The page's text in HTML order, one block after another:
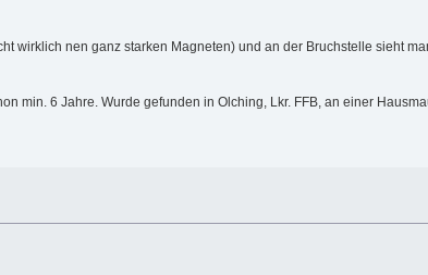
wirklich nen ganz starken Magneten) und an der Bruchstelle sieht
min. 6 Jahre. Wurde gefunden in Olching, Lkr. FFB, an einer